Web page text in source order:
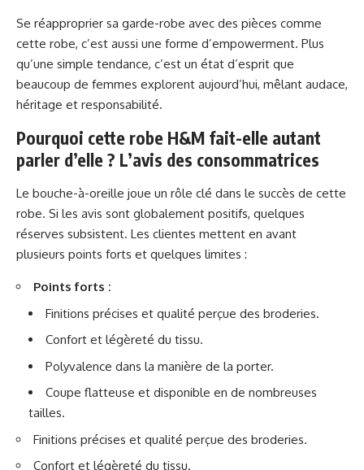
Se réapproprier sa garde-robe avec des pièces comme
cette robe, c’est aussi une forme d’empowerment. Plus
qu’une simple tendance, c’est un état d’esprit que
beaucoup de femmes explorent aujourd’hui, mêlant audace,
héritage et responsabilité.
Pourquoi cette robe H&M fait-elle autant
parler d’elle ? L’avis des consommatrices
Le bouche-à-oreille joue un rôle clé dans le succès de cette
robe. Si les avis sont globalement positifs, quelques
réserves subsistent. Les clientes mettent en avant
plusieurs points forts et quelques limites :
Points forts :
Finitions précises et qualité perçue des broderies.
Confort et légèreté du tissu.
Polyvalence dans la manière de la porter.
Coupe flatteuse et disponible en de nombreuses
tailles.
Finitions précises et qualité perçue des broderies.
Confort et légèreté du tissu.